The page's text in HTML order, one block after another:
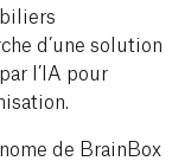
d’une solution
l’IA pour
de BrainBox